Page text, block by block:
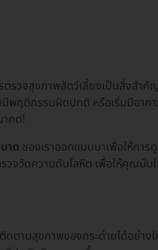
ตรวจสุขภาพสัตว์เลี้ยงเป็นสิ่งสำ
ฤติกรรมผิดปกติ หรือเริ่มมีอาก
คต!
าด ของเราออกแบบมาเพื่อให้กา
วจวัดความดันโลหิต เพื่อให้คุณมั่น
ตามสุขภาพของกระต่ายได้อย่าง